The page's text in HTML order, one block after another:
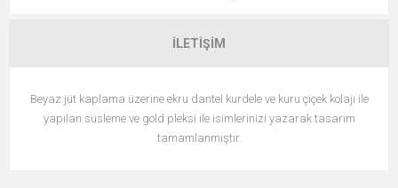
İLETIŞIM
Beyaz jüt kaplama üzerine ekru dantel kurdele ve kuru çiçek kolajı ile
yapılan süsleme ve gold pleksi ile isimlerinizi yazarak tasarım
tamamlanmıştır.